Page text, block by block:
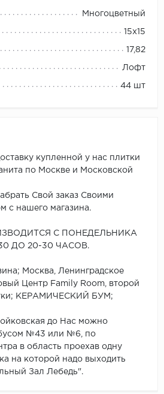
Многоцветный
15x15
17,82
Лофт
44 шт
купленной у нас плитки
по Москве и Московской
Свой заказ Своими
с нашего магазина.
С ПОНЕДЕЛЬНИКА
ДО 20-30 ЧАСОВ.
Москва, Ленинградское
Центр Family Room, второй
КЕРАМИЧЕСКИЙ БУМ;
до Нас можно
№43 или №6, по
в область проехав одну
на которой надо выходить
Зал Лебедь".